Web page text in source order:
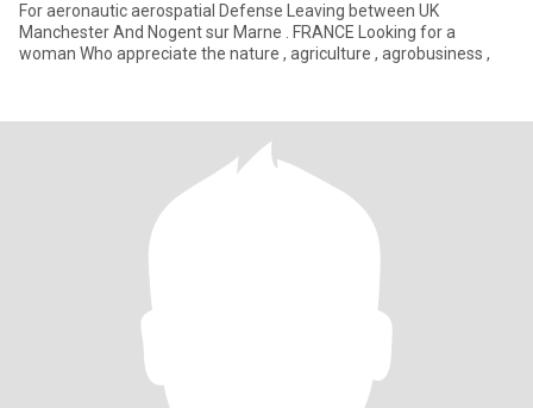
For aeronautic aerospatial Defense Leaving between UK
Manchester And Nogent sur Marne . FRANCE Looking for a
woman Who appreciate the nature , agriculture , agrobusiness ,